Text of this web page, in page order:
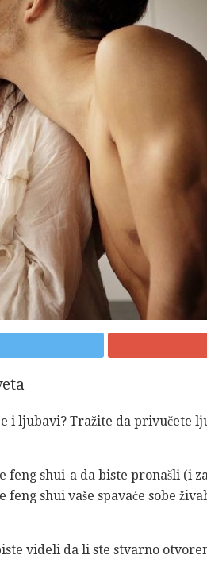
i ljubavi? Tražite da privučete
shui-a da biste pronašli (i
shui vaše spavaće sobe
videli da li ste stvarno